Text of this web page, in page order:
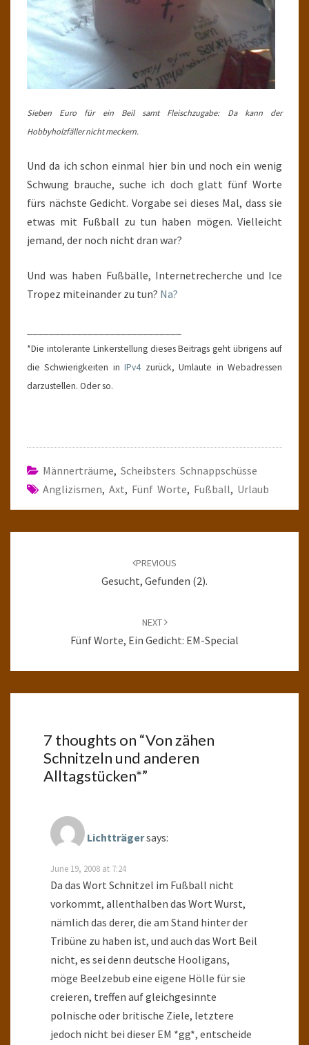
Sieben Euro für ein Beil samt Fleischzugabe: Da kann der
Hobbyholzfäller nicht meckern.
Und da ich schon einmal hier bin und noch ein wenig
Schwung brauche, suche ich doch glatt fünf Worte
fürs nächste Gedicht. Vorgabe sei dieses Mal, dass sie
etwas mit Fußball zu tun haben mögen. Vielleicht
jemand, der noch nicht dran war?
Und was haben Fußbälle, Internetrecherche und Ice
Tropez miteinander zu tun? Na?
*Die intolerante Linkerstellung dieses Beitrags geht übrigens auf
die Schwierigkeiten inIPv4zurück, Umlaute in Webadressen
darzustellen. Oder so.
Männerträume, Scheibsters Schnappschüsse
Anglizismen, Axt, Fünf Worte, Fußball, Urlaub
PREVIOUS
Gesucht, Gefunden (2).
NEXT
Fünf Worte, Ein Gedicht: EM-Special
7 thoughts on “Von zähen
Schnitzeln und anderen
Alltagstücken*”
Lichtträgersays:
June 19, 2008 at 7:24
Da das Wort Schnitzel im Fußball nicht
vorkommt, allenthalben das Wort Wurst,
nämlich das derer, die am Stand hinter der
Tribüne zu haben ist, und auch das Wort Beil
nicht, es sei denn deutsche Hooligans,
möge Beelzebub eine eigene Hölle für sie
creieren, treffen auf gleichgesinnte
polnische oder britische Ziele, letztere
jedoch nicht bei dieser EM *gg*, entscheide